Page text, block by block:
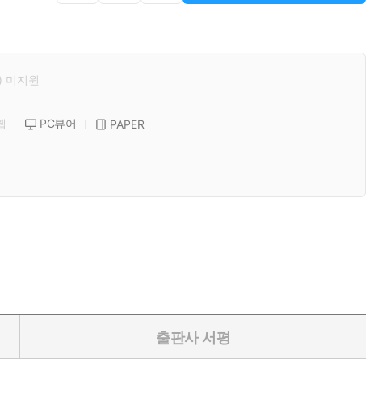
미지원
PC뷰어
PAPER
출판사 서평